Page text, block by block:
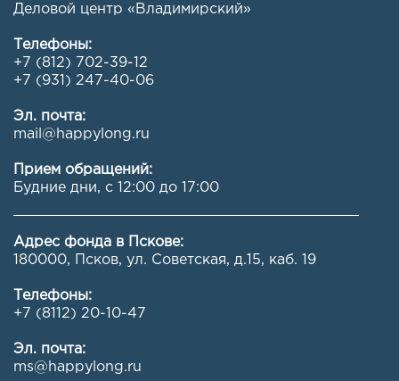
Деловой центр «Владимирский»
Телефоны:
+7 (812) 702-39-12
+7 (931) 247-40-06
Эл. почта:
mail@happylong.ru
Прием обращений:
Будние дни, с 12:00 до 17:00
Адрес фонда в Пскове:
180000, Псков, ул. Советская, д.15, каб. 19
Телефоны:
+7 (8112) 20-10-47
Эл. почта:
ms@happylong.ru